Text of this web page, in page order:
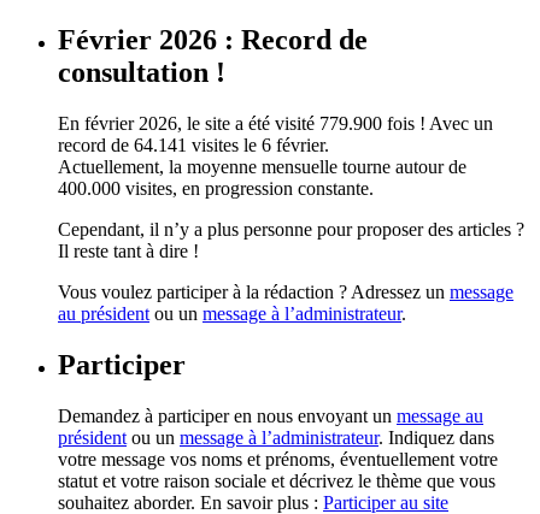
Février 2026 : Record de
consultation !
En février 2026, le site a été visité 779.900 fois ! Avec un
record de 64.141 visites le 6 février.
Actuellement, la moyenne mensuelle tourne autour de
400.000 visites, en progression constante.
Cependant, il n’y a plus personne pour proposer des articles ?
Il reste tant à dire !
Vous voulez participer à la rédaction ? Adressez un message
au président ou un message à l’administrateur.
Participer
Demandez à participer en nous envoyant un message au
président ou un message à l’administrateur. Indiquez dans
votre message vos noms et prénoms, éventuellement votre
statut et votre raison sociale et décrivez le thème que vous
souhaitez aborder. En savoir plus : Participer au site